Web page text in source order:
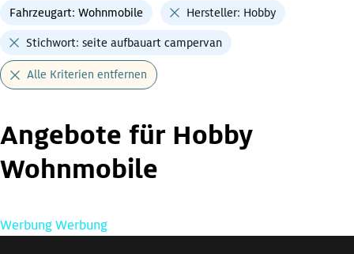
Fahrzeugart: Wohnmobile Hersteller: Hobby
Stichwort: seite aufbauart campervan
Alle Kriterien entfernen
Angebote für Hobby
Wohnmobile
WerbungWerbung